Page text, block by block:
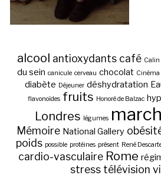
alcool antioxydants café Calin
du sein canicule cerveau chocolat Cinéma
diabète Déjeuner déshydratation
flavonoïdes fruits Honoré de Balzac
Londres légumes
Mémoire National Gallery
poids possible protéines présent René
cardio-vasculaire Rome
stress télévision